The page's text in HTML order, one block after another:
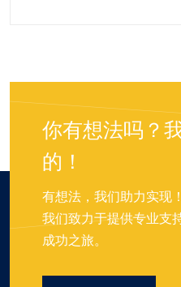
你有想法吗？
的！
有想法，我们助力实现
我们致力于提供专业支
成功之旅。